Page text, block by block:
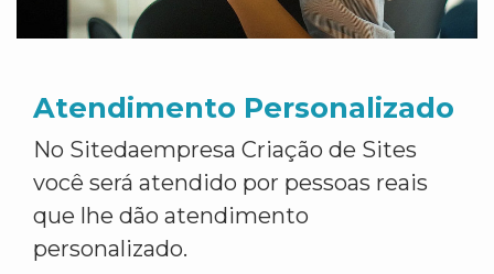
Atendimento Personalizado
No Sitedaempresa Criação de Sites
você será atendido por pessoas reais
que lhe dão atendimento
personalizado.